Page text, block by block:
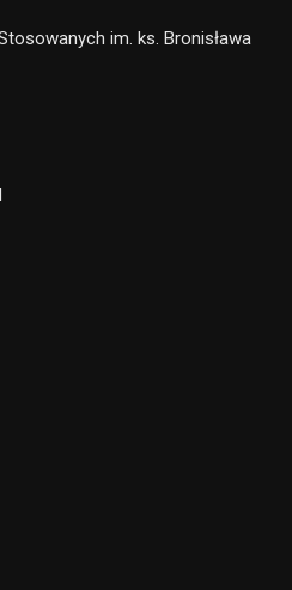
im. ks. Bronisława